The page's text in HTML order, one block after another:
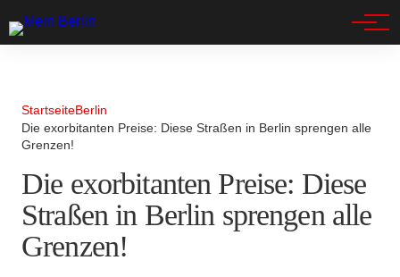
StartseiteBerlin
Die exorbitanten Preise: Diese Straßen in Berlin sprengen alle
Grenzen!
Die exorbitanten Preise: Diese
Straßen in Berlin sprengen alle
Grenzen!